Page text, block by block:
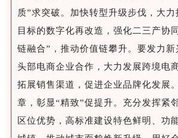
质”求突破。加快转型升级步伐，大
目标的数字化再改造，强化二三产协
链融合”，推动价值链攀升。要发力
头部电商企业合作，大力发展跨境电
拓展销售渠道，促进企业品牌化发展
章，彰显“精致”促提升。充分发挥紧
区位优势，高标准建设特色鲜明、功